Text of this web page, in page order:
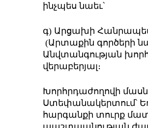
ինչպես նաեւ՝
գ) Արցախի
(Արտաքին գործերի
Անվտանգության
վերաբերյալ։
Խորհրդաժողովի
Ստեփանա­կերտում՝
հարգանքի տուրք